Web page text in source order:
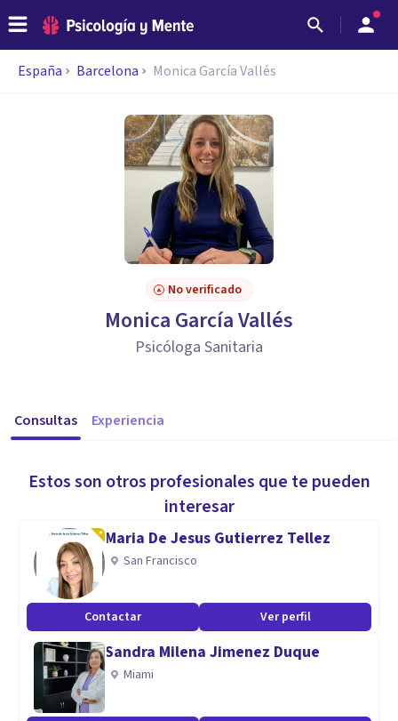
España Barcelona Monica García Vallés
No verificado
Monica García Vallés
Psicóloga Sanitaria
Consultas Experiencia
Estos son otros profesionales que te pueden
interesar
Maria De Jesus Gutierrez Tellez
San Francisco
Contactar Ver perfil
Sandra Milena Jimenez Duque
Miami